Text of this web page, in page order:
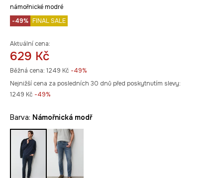
námořnické modré
-49% FINAL SALE
Aktuální cena:
629 Kč
Běžná cena: 1249 Kč -49%
Nejnižší cena za posledních 30 dnů před poskytnutím slevy:
1249 Kč -49%
Barva: námořnická modř